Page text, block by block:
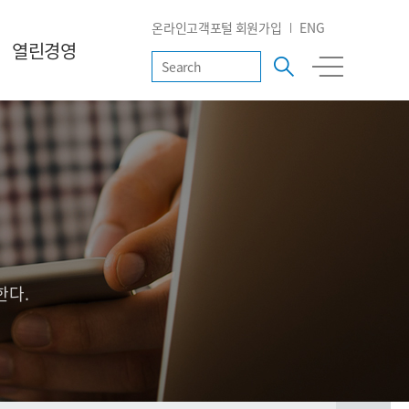
열린경영
온라인고객포털 회원가입 ENG
다.